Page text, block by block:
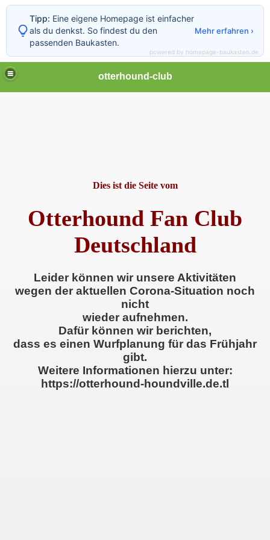
otterhound-club
Dies ist die Seite vom
Otterhound Fan Club
Deutschland
Leider können wir unsere Aktivitäten
wegen der aktuellen Corona-Situation noch
nicht
wieder aufnehmen.
Dafür können wir berichten,
dass es einen Wurfplanung für das Frühjahr
gibt.
Weitere Informationen hierzu unter:
https://otterhound-houndville.de.tl
Tipp: Eine eigene Homepage ist einfacher
als du denkst. So findest du den
passenden Baukasten.
Mehr erfahren ›
powered by homepage-baukasten.de